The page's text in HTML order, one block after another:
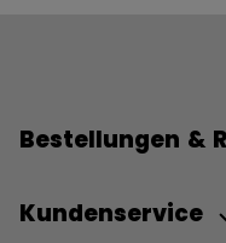
Bestellungen &
Kundenservice